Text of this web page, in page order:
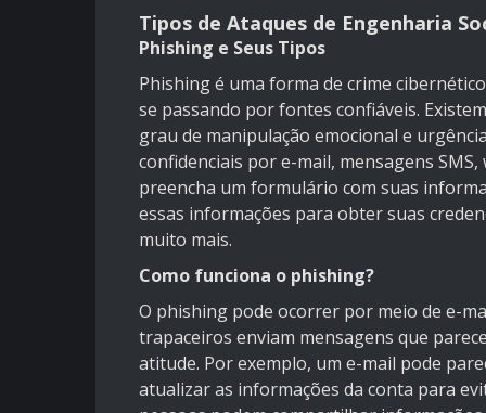
Tipos de Ataques de Engenharia
Phishing e Seus Tipos
Phishing é uma forma de crime
se passando por fontes confiáveis.
grau de manipulação emocional e
confidenciais por e-mail, mensagens
preencha um formulário com suas
essas informações para obter suas
muito mais.
Como funciona o phishing?
O phishing pode ocorrer por meio de e-
trapaceiros enviam mensagens que
atitude. Por exemplo, um e-mail pode
atualizar as informações da conta para